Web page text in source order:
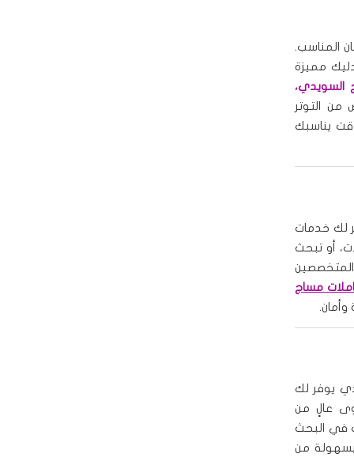
المناسب.
مميزة
السويدي،
التوتر
يناسبك
لك خدمات
أو تبحث
المتخصصين
مساج
يوفر لك
عالٍ من
في البحث
بسهولة من